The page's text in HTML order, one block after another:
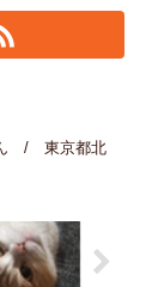
/ 東京都北